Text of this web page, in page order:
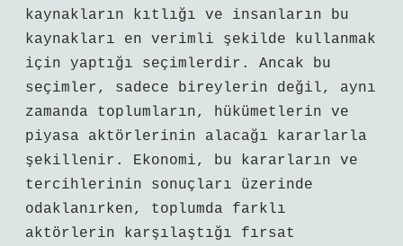
kaynakların kıtlığı ve insanların bu
kaynakları en verimli şekilde kullanmak
için yaptığı seçimlerdir. Ancak bu
seçimler, sadece bireylerin değil, aynı
zamanda toplumların, hükümetlerin ve
piyasa aktörlerinin alacağı kararlarla
şekillenir. Ekonomi, bu kararların ve
tercihlerinin sonuçları üzerinde
odaklanırken, toplumda farklı
aktörlerin karşılaştığı fırsat